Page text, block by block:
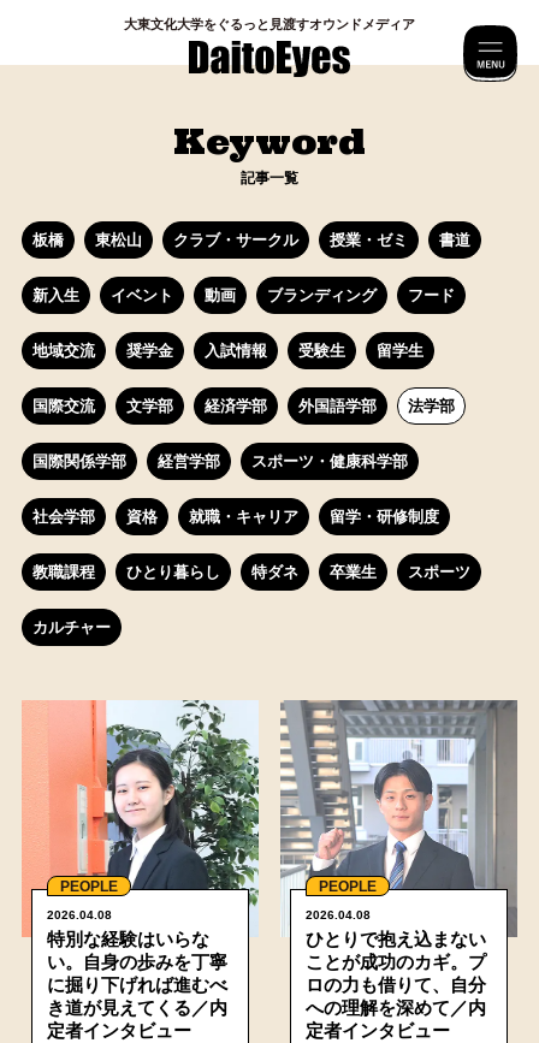
⼤東⽂化⼤学をぐるっと⾒渡すオウンドメディア
Keyword
記事一覧
板橋 東松山 クラブ・サークル 授業・ゼミ 書道
新入生 イベント 動画 ブランディング フード
地域交流 奨学金 入試情報 受験生 留学生
国際交流 文学部 経済学部 外国語学部 法学部
国際関係学部 経営学部 スポーツ・健康科学部
社会学部 資格 就職・キャリア 留学・研修制度
教職課程 ひとり暮らし 特ダネ 卒業生 スポーツ
カルチャー
PEOPLE
2026.04.08
特別な経験はいらな
い。自身の歩みを丁寧
に掘り下げれば進むべ
き道が見えてくる／内
定者インタビュー
詳細
PEOPLE
2026.04.08
ひとりで抱え込まない
ことが成功のカギ。プ
ロの力も借りて、自分
への理解を深めて／内
定者インタビュー